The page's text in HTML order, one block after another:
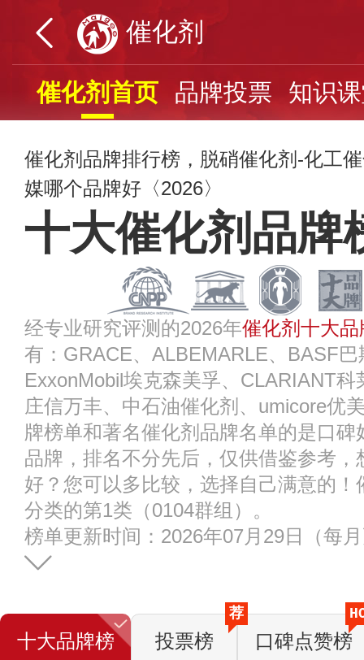
催化剂
催化剂首页 品牌投票 知识
催化剂品牌排行榜，脱硝催化剂-化工
媒哪个品牌好〈2026〉
十大催化剂品牌
经专业研究评测的2026年催化剂十大
有：GRACE、ALBEMARLE、BASF
ExxonMobil埃克森美孚、CLARIANT
庄信万丰、中石油催化剂、umicore优
牌榜单和著名催化剂品牌名单的是口
品牌，排名不分先后，仅供借鉴参考
好？您可以多比较，选择自己满意的
分类的第1类（0104群组）。
榜单更新时间：2026年07月29日（每
十大品牌榜 投票榜
荐
口碑点赞榜